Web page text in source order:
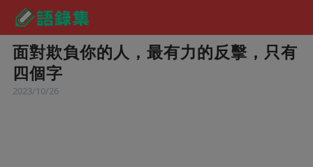
面對欺負你的人，最有力的反擊，只有
四個字
2023/10/26